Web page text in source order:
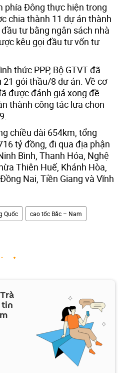
phía Đông thực hiện trong
chia thành 11 dự án thành
tư bằng ngân sách nhà
kêu gọi đầu tư vốn tư
thức PPP, Bộ GTVT đã
gói thầu/8 dự án. Về cơ
được đánh giá xong đề
thành công tác lựa chọn
chiều dài 654km, tổng
tỷ đồng, đi qua địa phận
Bình, Thanh Hóa, Nghệ
Thiên Huế, Khánh Hòa,
Nai, Tiền Giang và Vĩnh
Quốc cao tốc Bắc – Nam
Trà
tin